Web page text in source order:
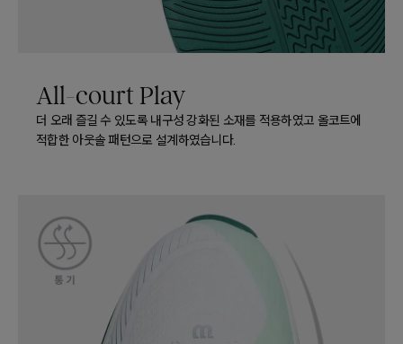
All-court Play
더 오래 즐길 수 있도록 내구성 강화된 소재를 적용하였고 올코트에
적합한 아웃솔 패턴으로 설계하였습니다.